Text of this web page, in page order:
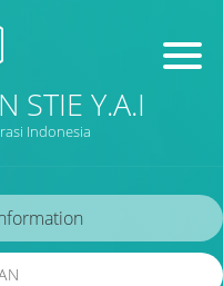
STIE Y.A.I
Indonesia